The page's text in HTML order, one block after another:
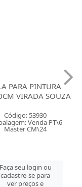
PARA PINTURA
VIRADA SOUZA
Código: 53930
Venda PT\6
Master CM\24
Faça seu login ou
cadastre-se para
ver preços e